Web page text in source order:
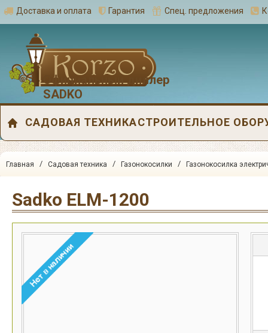
Доставка и оплата Гарантия Спец. предложения
Официальный диллер
SADKO
САДОВАЯ ТЕХНИКАСТРОИТЕЛЬНОЕ
Главная / Садовая техника / Газонокосилки / Газонокосилка
Sadko ELM-1200